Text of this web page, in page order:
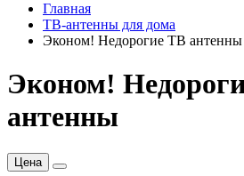
Главная
ТВ-антенны для дома
Эконом! Недорогие ТВ антенны
Эконом!
антенны
Цена